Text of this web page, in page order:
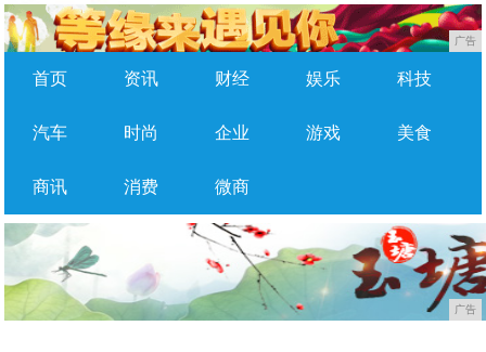
广告
首页 资讯 财经 娱乐 科技
汽车 时尚 企业 游戏 美食
商讯 消费 微商
广告